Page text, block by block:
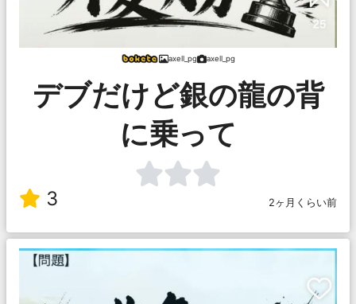
axell_pg axell_pg
デブだけど銀の龍の背
に乗って
3 2ヶ月くらい前